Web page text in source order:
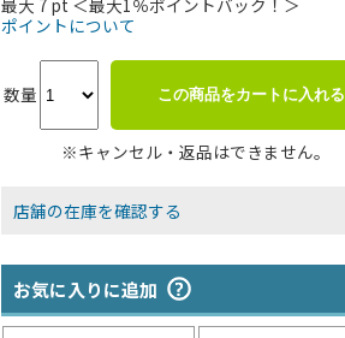
最大 7 pt ＜最大1％ポイントバック！＞
ポイントについて
数量 この商品をカートに入れる
※キャンセル・返品はできません。
店舗の在庫を確認する
お気に入りに追加